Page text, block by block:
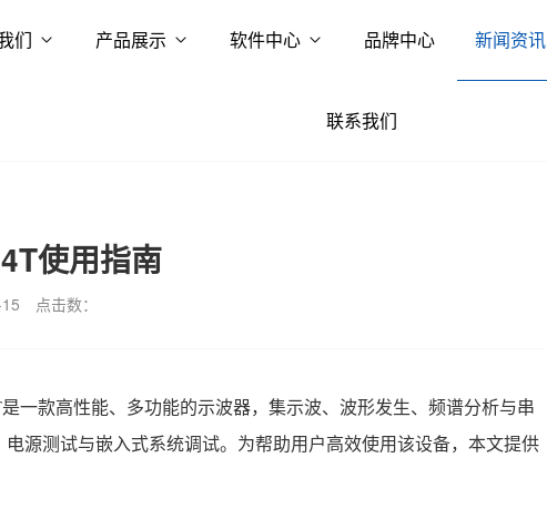
们 产品展示 软件中心 品牌中心 新闻资讯
联系我们
使用指南
点击数：
一款高性能、多功能的示波器，集示波、波形发生、频谱分析与串
源测试与嵌入式系统调试。为帮助用户高效使用该设备，本文提供